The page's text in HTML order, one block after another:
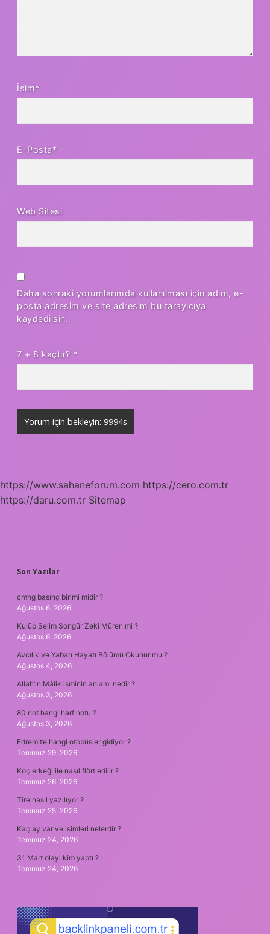
İsim*
E-Posta*
Web Sitesi
Daha sonraki yorumlarımda kullanılması için adım, e-
posta adresim ve site adresim bu tarayıcıya
kaydedilsin.
7 + 8 kaçtır? *
https://www.sahaneforum.com https://cero.com.tr
https://daru.com.tr Sitemap
SIDEBAR
Son Yazılar
cmhg basınç birimi midir ?
Ağustos 6, 2026
Kulüp Selim Songür Zeki Müren mi ?
Ağustos 6, 2026
Avcılık ve Yaban Hayatı Bölümü Okunur mu ?
Ağustos 4, 2026
Allah’ın Mâlik isminin anlamı nedir ?
Ağustos 3, 2026
80 not hangi harf notu ?
Ağustos 3, 2026
Edremit’e hangi otobüsler gidiyor ?
Temmuz 29, 2026
Koç erkeği ile nasıl flört edilir ?
Temmuz 26, 2026
Tire nasıl yazılıyor ?
Temmuz 25, 2026
Kaç ay var ve isimleri nelerdir ?
Temmuz 24, 2026
31 Mart olayı kim yaptı ?
Temmuz 24, 2026